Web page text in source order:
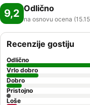
9,2 Odlično
na osnovu ocena
Recenzije gostiju
Odlično
Vrlo dobro
Dobro
Pristojno
Loše